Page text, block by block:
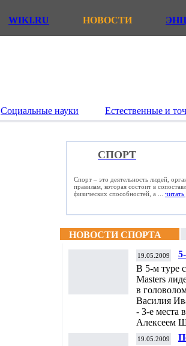
WIKI.RU НОВОСТИ
Социальные науки Естественные и
СПОРТ
Спорт – это деятельность людей,
правилам, которая состоит в
физических способностей, а ... читать
НОВОСТИ СПОРТА
19.05.2009
В 5-м туре
Masters
в
Василия
- 3-е места
Алексеем
19.05.2009